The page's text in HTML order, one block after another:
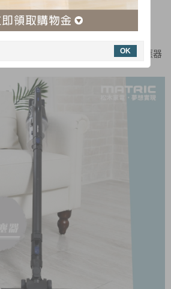
用更安全
任何髒污死角都不放過!
、毛刷、扁吸嘴、壁掛架，電源供應器
OK